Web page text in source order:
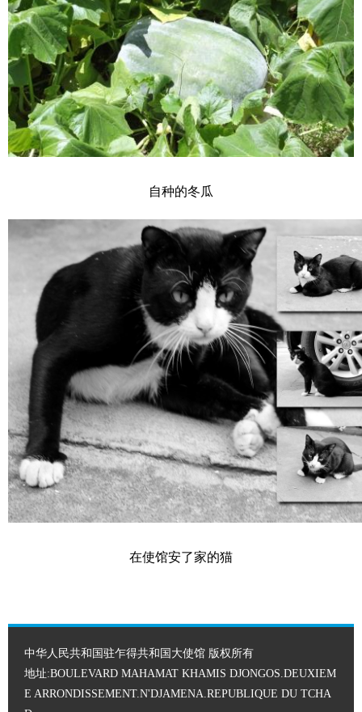
自种的冬瓜
在使馆安了家的猫
中华人民共和国驻乍得共和国大使馆 版权所有
地址:BOULEVARD MAHAMAT KHAMIS DJONGOS.DEUXIEM
E ARRONDISSEMENT.N'DJAMENA.REPUBLIQUE DU TCHA